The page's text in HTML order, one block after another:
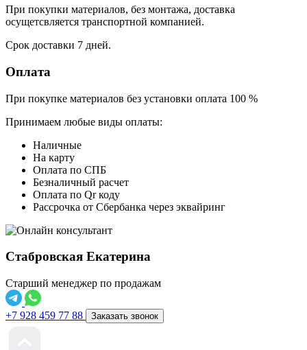
При покупки материалов, без монтажа, доставка
осущетсвляется транспортной компанией.
Срок доставки 7 дней.
Оплата
При покупке материалов без установки оплата 100 %
Принимаем любые виды оплаты:
Наличные
На карту
Оплата по СПБ
Безналичный расчет
Оплата по Qr коду
Рассрочка от Сбербанка через эквайринг
Стабровская Екатерина
Старший менеджер по продажам
+7 928 459 77 88 Заказать звонок